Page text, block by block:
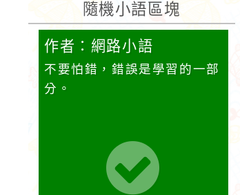
Neil hsu的FB網頁隨機小語區塊
作者：網路小語
不要怕錯，錯誤是學習的一部
分。